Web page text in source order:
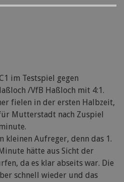
im Testspiel gegen
/VfB Haßloch mit 4:1.
fielen in der ersten Halbzeit,
Mutterstadt nach Zuspiel
kleinen Aufreger, denn das 1.
hätte aus Sicht der
da es klar abseits war. Die
schnell wieder und das